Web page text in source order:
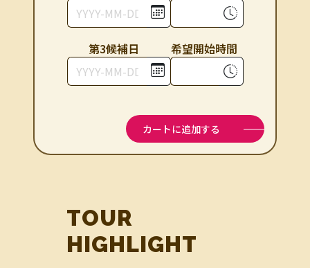
第3候補⽇ 希望開始時間
カートに追加する
TOUR
HIGHLIGHT